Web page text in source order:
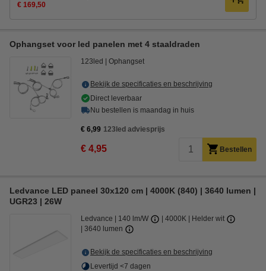
€ 169,50
Ophangset voor led panelen met 4 staaldraden
123led Ophangset
Bekijk de specificaties en beschrijving
Direct leverbaar
Nu bestellen is maandag in huis
€ 6,99 123led adviesprijs
€ 4,95 Bestellen
Ledvance LED paneel 30x120 cm | 4000K (840) | 3640 lumen |
UGR23 | 26W
Ledvance 140 lm/W
4000K | Helder wit
3640 lumen
Bekijk de specificaties en beschrijving
Levertijd <7 dagen